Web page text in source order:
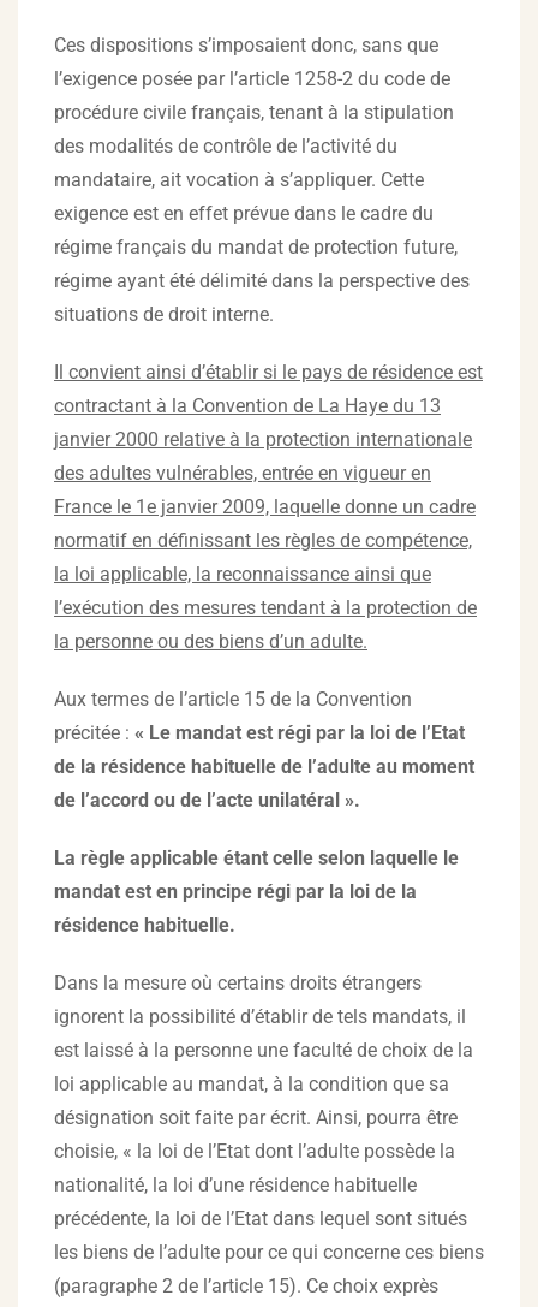
Ces dispositions s’imposaient donc, sans que
l’exigence posée par l’article 1258-2 du code de
procédure civile français, tenant à la stipulation
des modalités de contrôle de l’activité du
mandataire, ait vocation à s’appliquer. Cette
exigence est en effet prévue dans le cadre du
régime français du mandat de protection future,
régime ayant été délimité dans la perspective des
situations de droit interne.
Il convient ainsi d’établir si le pays de résidence est
contractant à la Convention de La Haye du 13
janvier 2000 relative à la protection internationale
des adultes vulnérables, entrée en vigueur en
France le 1e janvier 2009, laquelle donne un cadre
normatif en définissant les règles de compétence,
la loi applicable, la reconnaissance ainsi que
l’exécution des mesures tendant à la protection de
la personne ou des biens d’un adulte.
Aux termes de l’article 15 de la Convention
précitée : « Le mandat est régi par la loi de l’Etat
de la résidence habituelle de l’adulte au moment
de l’accord ou de l’acte unilatéral ».
La règle applicable étant celle selon laquelle le
mandat est en principe régi par la loi de la
résidence habituelle.
Dans la mesure où certains droits étrangers
ignorent la possibilité d’établir de tels mandats, il
est laissé à la personne une faculté de choix de la
loi applicable au mandat, à la condition que sa
désignation soit faite par écrit. Ainsi, pourra être
choisie, « la loi de l’Etat dont l’adulte possède la
nationalité, la loi d’une résidence habituelle
précédente, la loi de l’Etat dans lequel sont situés
les biens de l’adulte pour ce qui concerne ces biens
(paragraphe 2 de l’article 15). Ce choix exprès